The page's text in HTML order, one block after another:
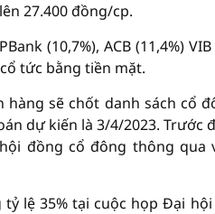
27.400 đồng/cp.
(10,7%), ACB (11,4%)
tức bằng tiền mặt.
sẽ chốt danh sách cổ
dự kiến là 3/4/2023. Trước
đồng cổ đông thông
lệ 35% tại cuộc họp Đại